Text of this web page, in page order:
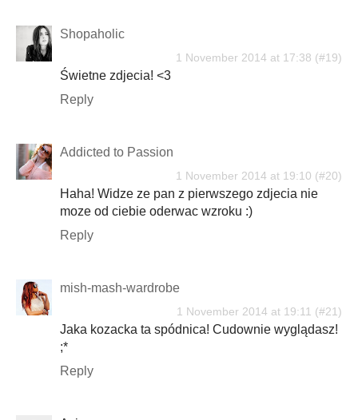
Shopaholic
1 November 2014 at 17:38
Świetne zdjecia! <3
Reply
Addicted to Passion
1 November 2014 at 19:10
Haha! Widze ze pan z pierwszego zdjecia nie
moze od ciebie oderwac wzroku :)
Reply
mish-mash-wardrobe
1 November 2014 at 19:11
Jaka kozacka ta spódnica! Cudownie wyglądasz!
;*
Reply